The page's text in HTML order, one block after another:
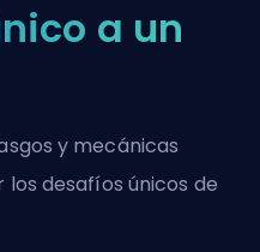
a un
y mecánicas
desafíos únicos de